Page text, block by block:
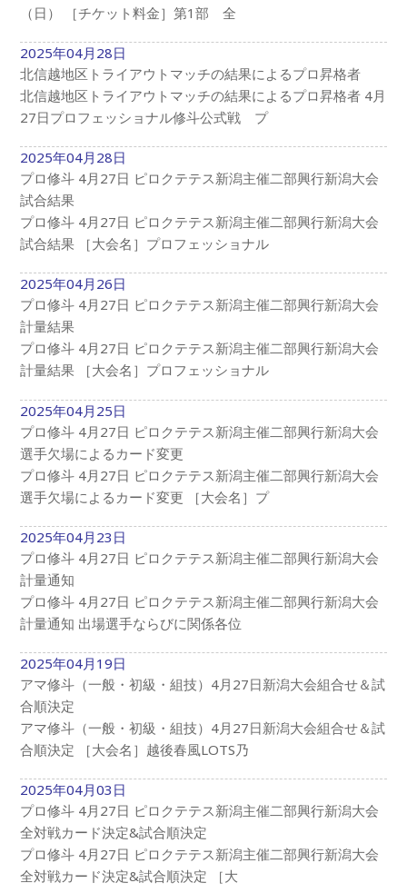
（日） ［チケット料金］第1部 全
2025年04月28日
北信越地区トライアウトマッチの結果によるプロ昇格者
北信越地区トライアウトマッチの結果によるプロ昇格者 4月
27日プロフェッショナル修斗公式戦 プ
2025年04月28日
プロ修斗 4月27日 ピロクテテス新潟主催二部興行新潟大会
試合結果
プロ修斗 4月27日 ピロクテテス新潟主催二部興行新潟大会
試合結果 ［大会名］プロフェッショナル
2025年04月26日
プロ修斗 4月27日 ピロクテテス新潟主催二部興行新潟大会
計量結果
プロ修斗 4月27日 ピロクテテス新潟主催二部興行新潟大会
計量結果 ［大会名］プロフェッショナル
2025年04月25日
プロ修斗 4月27日 ピロクテテス新潟主催二部興行新潟大会
選手欠場によるカード変更
プロ修斗 4月27日 ピロクテテス新潟主催二部興行新潟大会
選手欠場によるカード変更 ［大会名］プ
2025年04月23日
プロ修斗 4月27日 ピロクテテス新潟主催二部興行新潟大会
計量通知
プロ修斗 4月27日 ピロクテテス新潟主催二部興行新潟大会
計量通知 出場選手ならびに関係各位
2025年04月19日
アマ修斗（一般・初級・組技）4月27日新潟大会組合せ＆試
合順決定
アマ修斗（一般・初級・組技）4月27日新潟大会組合せ＆試
合順決定 ［大会名］越後春風LOTS乃
2025年04月03日
プロ修斗 4月27日 ピロクテテス新潟主催二部興行新潟大会
全対戦カード決定&試合順決定
プロ修斗 4月27日 ピロクテテス新潟主催二部興行新潟大会
全対戦カード決定&試合順決定 ［大